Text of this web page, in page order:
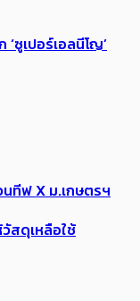
ซูเปอร์เอลนีโญ’
นทีฟ X ม.เกษตรฯ
สดุเหลือใช้